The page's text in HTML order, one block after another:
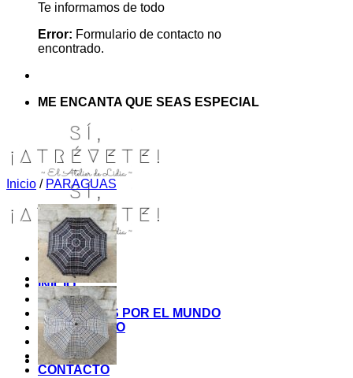
Te informamos de todo
Error: Formulario de contacto no
encontrado.
ME ENCANTA QUE SEAS ESPECIAL
INICIO
TIENDA
MIS COSITAS POR EL MUNDO
EL COMIENZO
BLOG
PAGOS
CONTACTO
Inicio / PARAGUAS